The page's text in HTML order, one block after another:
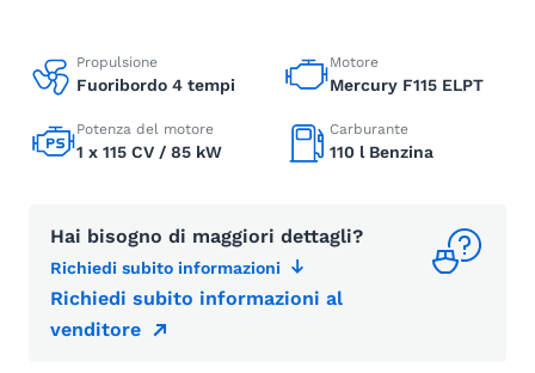
Propulsione
Fuoribordo 4 tempi
Motore
Mercury F115 ELPT
Potenza del motore
1 x 115 CV / 85 kW
Carburante
110 l Benzina
Hai bisogno di maggiori dettagli?
Richiedi subito informazioni
Richiedi subito informazioni al
venditore